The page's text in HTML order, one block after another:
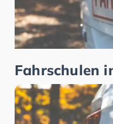
Fahrschulen